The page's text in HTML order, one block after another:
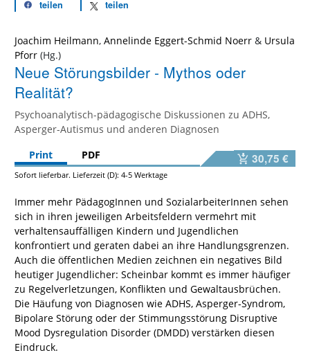
teilen
teilen
Joachim Heilmann, Annelinde Eggert-Schmid Noerr & Ursula
Pforr
Neue Störungsbilder - Mythos oder
Realität?
Psychoanalytisch-pädagogische Diskussionen zu ADHS,
Asperger-Autismus und anderen Diagnosen
Print
PDF 30,75 €
Sofort lieferbar. Lieferzeit (D): 4-5 Werktage
Immer mehr PädagogInnen und SozialarbeiterInnen sehen
sich in ihren jeweiligen Arbeitsfeldern vermehrt mit
verhaltensauffälligen Kindern und Jugendlichen
konfrontiert und geraten dabei an ihre Handlungsgrenzen.
Auch die öffentlichen Medien zeichnen ein negatives Bild
heutiger Jugendlicher: Scheinbar kommt es immer häufiger
zu Regelverletzungen, Konflikten und Gewaltausbrüchen.
Die Häufung von Diagnosen wie ADHS, Asperger-Syndrom,
Bipolare Störung oder der Stimmungsstörung Disruptive
Mood Dysregulation Disorder (DMDD) verstärken diesen
Eindruck.